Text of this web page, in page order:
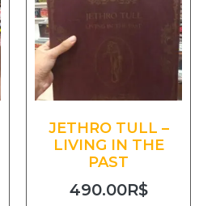
JETHRO TULL –
LIVING IN THE
PAST
490.00R$